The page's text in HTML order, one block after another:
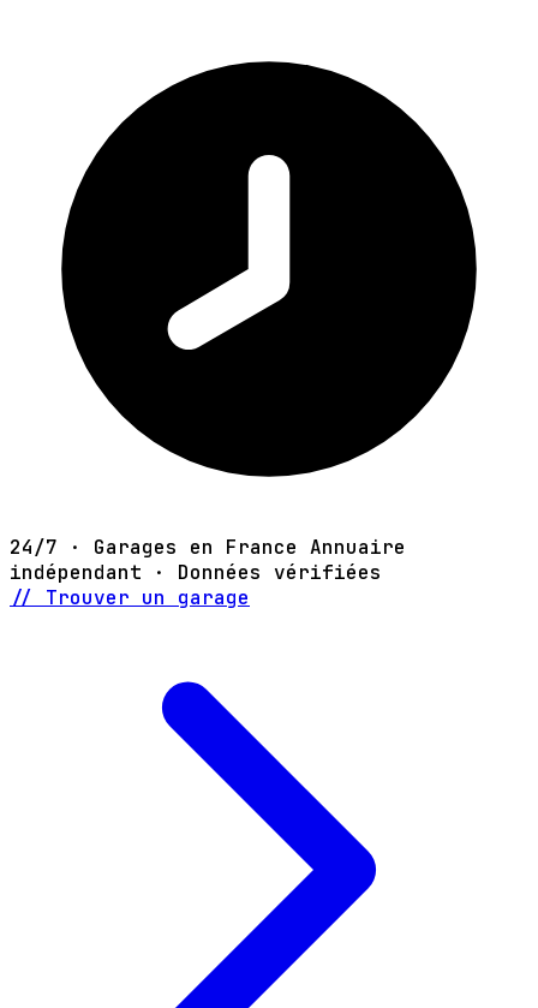
24/7 · Garages en France Annuaire
indépendant · Données vérifiées
// Trouver un garage